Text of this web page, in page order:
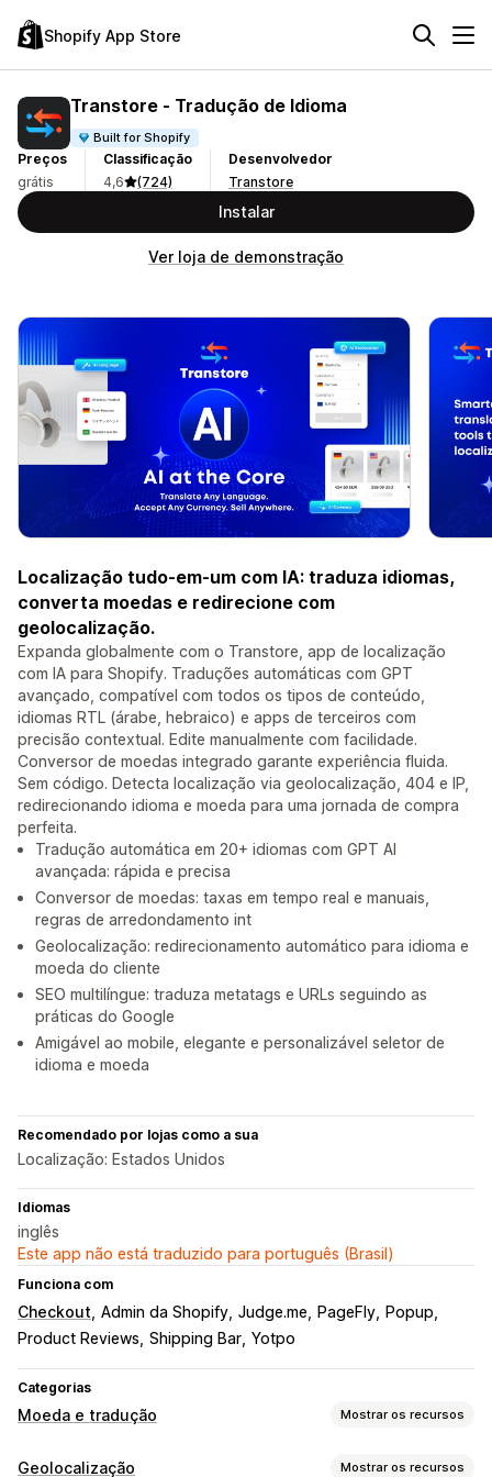
Shopify App Store
Transtore ‑ Tradução de Idioma
Built for Shopify
Preços
grátis
Classificação
4,6
(724)
Desenvolvedor
Transtore
Instalar
Ver loja de demonstração
Localização tudo-em-um com IA: traduza idiomas,
converta moedas e redirecione com
geolocalização.
Expanda globalmente com o Transtore, app de localização
com IA para Shopify. Traduções automáticas com GPT
avançado, compatível com todos os tipos de conteúdo,
idiomas RTL (árabe, hebraico) e apps de terceiros com
precisão contextual. Edite manualmente com facilidade.
Conversor de moedas integrado garante experiência fluida.
Sem código. Detecta localização via geolocalização, 404 e IP,
redirecionando idioma e moeda para uma jornada de compra
perfeita.
Tradução automática em 20+ idiomas com GPT AI
avançada: rápida e precisa
Conversor de moedas: taxas em tempo real e manuais,
regras de arredondamento int
Geolocalização: redirecionamento automático para idioma e
moeda do cliente
SEO multilíngue: traduza metatags e URLs seguindo as
práticas do Google
Amigável ao mobile, elegante e personalizável seletor de
idioma e moeda
Recomendado por lojas como a sua
Localização: Estados Unidos
Idiomas
inglês
Este app não está traduzido para português (Brasil)
Funciona com
Checkout Admin da Shopify Judge.me PageFly
Popup
Product Reviews Shipping Bar Yotpo
Categorias
Moeda e tradução Mostrar os recursos
Conversão de moeda
Geolocalização Mostrar os recursos